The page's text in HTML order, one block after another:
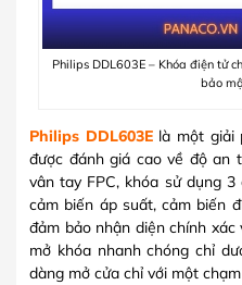
Philips DDL603E – Khóa điện tử
bảo
Philips DDL603Elà một giải
được đánh giá cao về độ an
vân tay FPC, khóa sử dụng
cảm biến áp suất, cảm biến
đảm bảo nhận diện chính
mở khóa nhanh chóng chỉ
dàng mở cửa chỉ với một